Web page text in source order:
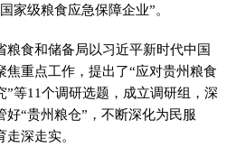
家级粮食应急保障企业”。
粮食和储备局以习近平新时代中国
重点工作，提出了“应对贵州粮食
等11个调研选题，成立调研组，深
好“贵州粮仓”，不断深化为民服
深走实。